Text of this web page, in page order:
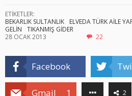
ETİKETLER:
BEKARLIK SULTANLIK
ELVEDA TÜRK AİLE
GELİN
TIKANMIŞ GİDER
28 OCAK 2013
22
Facebook
Gmail 1 2